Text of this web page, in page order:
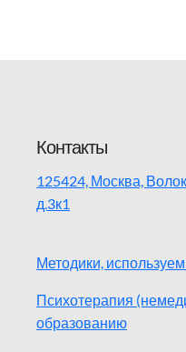
Контакты
125424, Москва,
д.3к1
Методики,
Психотерапия
образованию